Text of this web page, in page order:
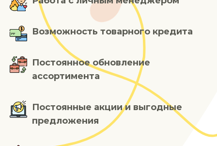
Возможность товарного кредита
Постоянное обновление
ассортимента
Постоянные акции и выгодные
предложения